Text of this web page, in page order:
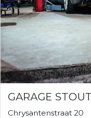
GARAGE
Chrysantenstraat 20